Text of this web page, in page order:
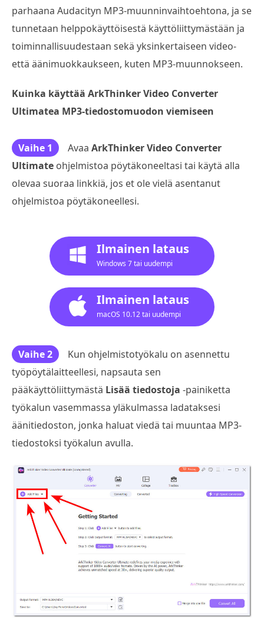
parhaana Audacityn MP3-muunninvaihtoehtona, ja se
tunnetaan helppokäyttöisestä käyttöliittymästään ja
toiminnallisuudestaan sekä yksinkertaiseen video-
että äänimuokkaukseen, kuten MP3-muunnokseen.
Kuinka käyttää ArkThinker Video Converter
Ultimatea MP3-tiedostomuodon viemiseen
Vaihe 1 Avaa ArkThinker Video Converter
Ultimate ohjelmistoa pöytäkoneeltasi tai käytä alla
olevaa suoraa linkkiä, jos et ole vielä asentanut
ohjelmistoa pöytäkoneellesi.
Ilmainen lataus
Windows 7 tai uudempi
Ilmainen lataus
macOS 10.12 tai uudempi
Vaihe 2
Kun ohjelmistotyökalu on asennettu
työpöytälaitteellesi, napsauta sen
pääkäyttöliittymästä Lisää tiedostoja -painiketta
työkalun vasemmassa yläkulmassa ladataksesi
äänitiedoston, jonka haluat viedä tai muuntaa MP3-
tiedostoksi työkalun avulla.